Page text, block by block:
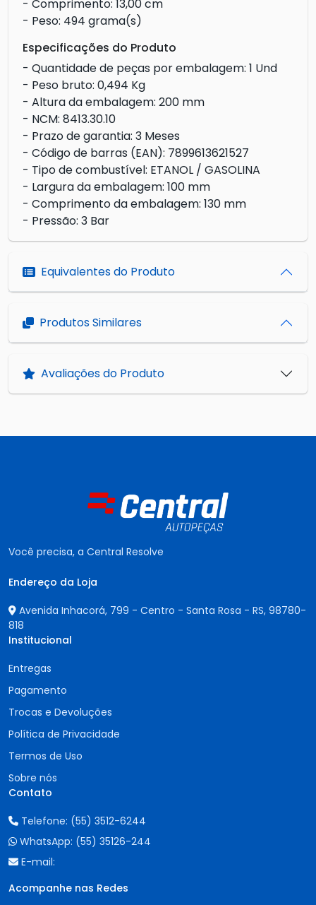
- Comprimento: 13,00 cm
- Peso: 494 grama(s)
Especificações do Produto
- Quantidade de peças por embalagem: 1 Und
- Peso bruto: 0,494 Kg
- Altura da embalagem: 200 mm
- NCM: 8413.30.10
- Prazo de garantia: 3 Meses
- Código de barras (EAN): 7899613621527
- Tipo de combustível: ETANOL / GASOLINA
- Largura da embalagem: 100 mm
- Comprimento da embalagem: 130 mm
- Pressão: 3 Bar
Equivalentes do Produto
Produtos Similares
Avaliações do Produto
Você precisa, a Central Resolve
Endereço da Loja
Avenida Inhacorá, 799 - Centro - Santa Rosa - RS, 98780-
818
Institucional
Entregas
Pagamento
Trocas e Devoluções
Política de Privacidade
Termos de Uso
Sobre nós
Contato
Telefone: (55) 3512-6244
WhatsApp: (55) 35126-244
E-mail:
Acompanhe nas Redes